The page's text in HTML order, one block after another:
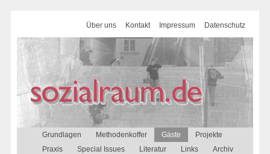
Über uns Kontakt Impressum Datenschutz
Grundlagen Methodenkoffer Gäste
Projekte
Praxis
Special Issues Literatur Links Archiv